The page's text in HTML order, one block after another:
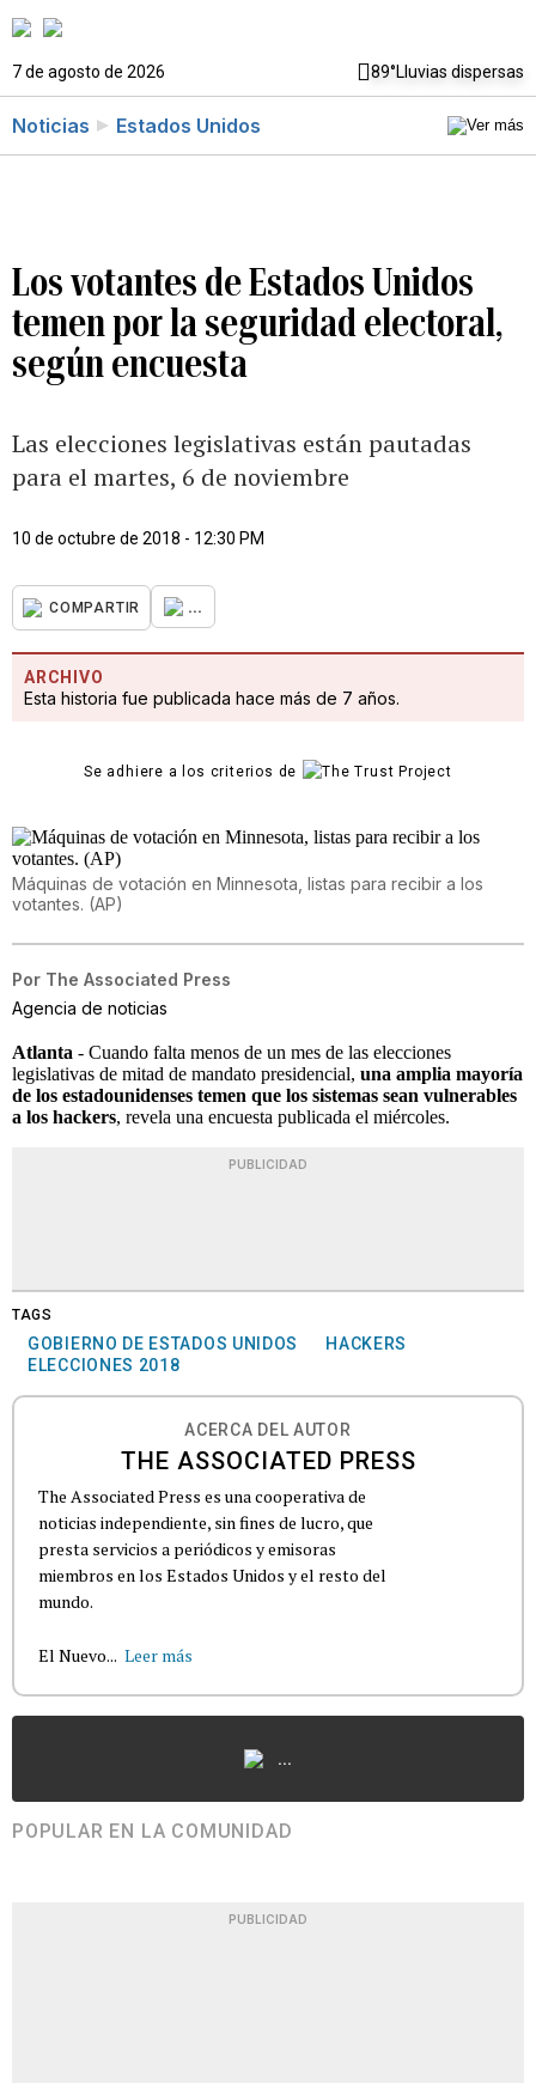
7 de agosto de 2026 89°Lluvias dispersas
Noticias Estados Unidos
Los votantes de Estados Unidos
temen por la seguridad electoral,
según encuesta
Las elecciones legislativas están pautadas
para el martes, 6 de noviembre
10 de octubre de 2018 - 12:30 PM
COMPARTIR ...
ARCHIVO
Esta historia fue publicada hace más de 7 años.
Se adhiere a los criterios de
Máquinas de votación en Minnesota, listas para recibir a los
votantes. (AP)
Por The Associated Press
Agencia de noticias
Atlanta - Cuando falta menos de un mes de las elecciones
legislativas de mitad de mandato presidencial, una amplia mayoría
de los estadounidenses temen que los sistemas sean vulnerables
a los hackers, revela una encuesta publicada el miércoles.
PUBLICIDAD
TAGS
GOBIERNO DE ESTADOS UNIDOS
HACKERS
ELECCIONES 2018
ACERCA DEL AUTOR
THE ASSOCIATED PRESS
The Associated Press es una cooperativa de
noticias independiente, sin fines de lucro, que
presta servicios a periódicos y emisoras
miembros en los Estados Unidos y el resto del
mundo.
El Nuevo... Leer más
...
POPULAR EN LA COMUNIDAD
PUBLICIDAD